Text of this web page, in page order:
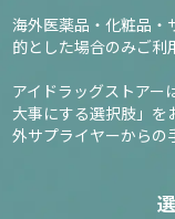
海外医薬品・化粧品・
的とした場合のみご利
アイドラッグストアー
大事にする選択肢」を
外サプライヤーからの